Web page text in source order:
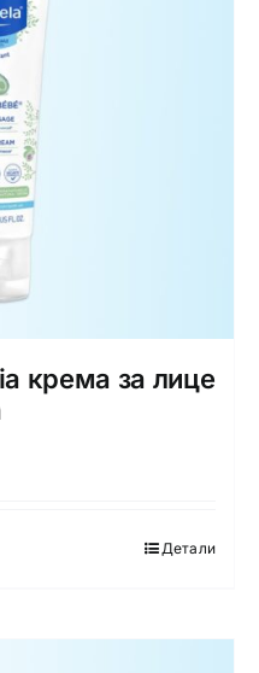
крема за лице
Детали